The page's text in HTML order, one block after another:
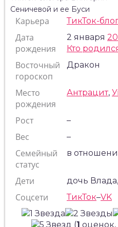
Карьера ТикТок-
Дата
рождения
2 января
Кто
Восточный
гороскоп
Дракон
Место
рождения
Антрацит,
Рост –
Вес –
Семейный
статус
в
Дети дочь
Соцсети ТикТок–VK
(1